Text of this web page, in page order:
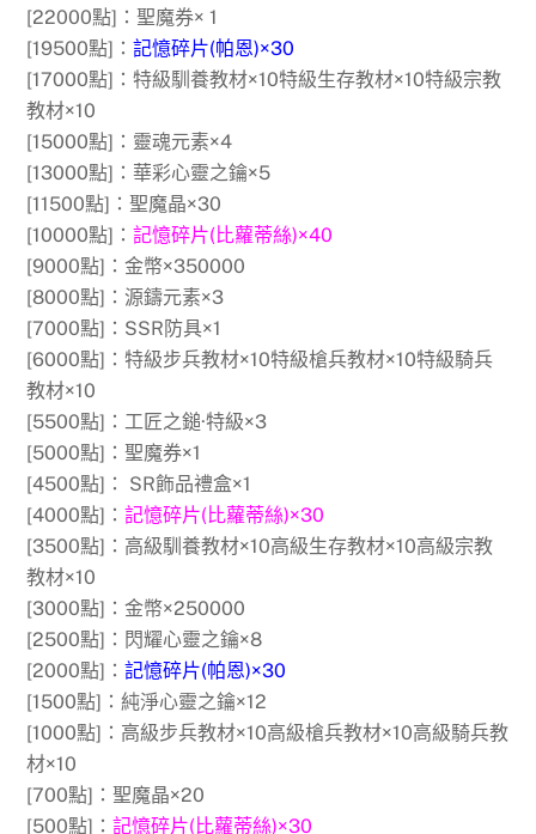
[22000點]：聖魔券× 1
[19500點]：記憶碎片(帕恩)×30
[17000點]：特級馴養教材×10特級生存教材×10特級宗教
教材×10
[15000點]：靈魂元素×4
[13000點]：華彩心靈之鑰×5
[11500點]：聖魔晶×30
[10000點]：記憶碎片(比蘿蒂絲)×40
[9000點]：金幣×350000
[8000點]：源鑄元素×3
[7000點]：SSR防具×1
[6000點]：特級步兵教材×10特級槍兵教材×10特級騎兵
教材×10
[5500點]：工匠之鎚·特級×3
[5000點]：聖魔券×1
[4500點]： SR飾品禮盒×1
[4000點]：記憶碎片(比蘿蒂絲)×30
[3500點]：高級馴養教材×10高級生存教材×10高級宗教
教材×10
[3000點]：金幣×250000
[2500點]：閃耀心靈之鑰×8
[2000點]：記憶碎片(帕恩)×30
[1500點]：純淨心靈之鑰×12
[1000點]：高級步兵教材×10高級槍兵教材×10高級騎兵教
材×10
[700點]：聖魔晶×20
[500點]：記憶碎片(比蘿蒂絲)×30